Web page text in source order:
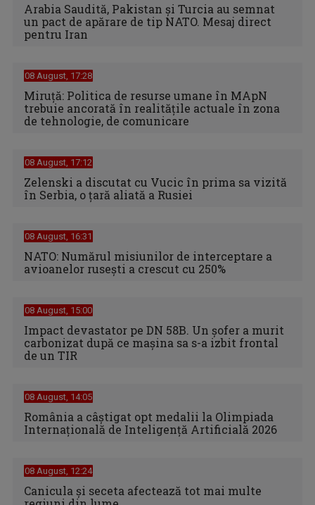
Arabia Saudită, Pakistan și Turcia au semnat
un pact de apărare de tip NATO. Mesaj direct
pentru Iran
08 August, 17:28
Miruță: Politica de resurse umane în MApN
trebuie ancorată în realitățile actuale în zona
de tehnologie, de comunicare
08 August, 17:12
Zelenski a discutat cu Vucic în prima sa vizită
în Serbia, o ţară aliată a Rusiei
08 August, 16:31
NATO: Numărul misiunilor de interceptare a
avioanelor ruseşti a crescut cu 250%
08 August, 15:00
Impact devastator pe DN 58B. Un șofer a murit
carbonizat după ce mașina sa s-a izbit frontal
de un TIR
08 August, 14:05
România a câștigat opt medalii la Olimpiada
Internațională de Inteligență Artificială 2026
08 August, 12:24
Canicula şi seceta afectează tot mai multe